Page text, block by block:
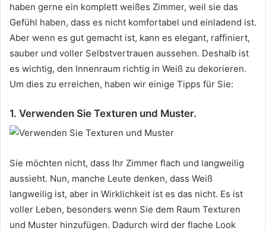
haben gerne ein komplett weißes Zimmer, weil sie das
Gefühl haben, dass es nicht komfortabel und einladend ist.
Aber wenn es gut gemacht ist, kann es elegant, raffiniert,
sauber und voller Selbstvertrauen aussehen. Deshalb ist
es wichtig, den Innenraum richtig in Weiß zu dekorieren.
Um dies zu erreichen, haben wir einige Tipps für Sie:
1. Verwenden Sie Texturen und Muster.
Sie möchten nicht, dass Ihr Zimmer flach und langweilig
aussieht. Nun, manche Leute denken, dass Weiß
langweilig ist, aber in Wirklichkeit ist es das nicht. Es ist
voller Leben, besonders wenn Sie dem Raum Texturen
und Muster hinzufügen. Dadurch wird der flache Look